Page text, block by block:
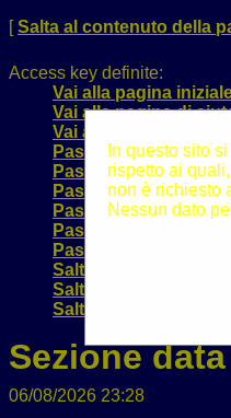
[Salta al contenuto della
Access key definite:
Vai alla pagina
Vai alla pagina di
Vai alla mappa del sito
Passa al testo con
Passa al testo con
Passa al testo con
Passa alla
Passa alla
Passa alla
Salta alla ricerca di
Salta al menù
Salta al contenuto
Sezione
06/08/2026 23:28
In questo sito
rispetto ai
non è richiesto
Nessun dato